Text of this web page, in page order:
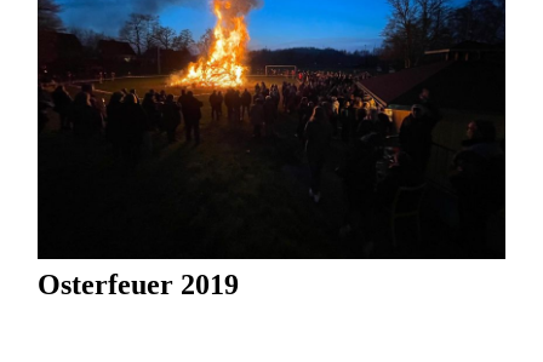
Osterfeuer 2019